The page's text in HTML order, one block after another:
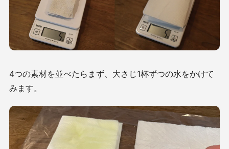
4つの素材を並べたらまず、大さじ1杯ずつの水をかけて
みます。